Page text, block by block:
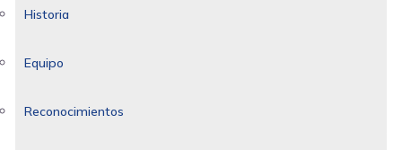
Historia
Equipo
Reconocimientos